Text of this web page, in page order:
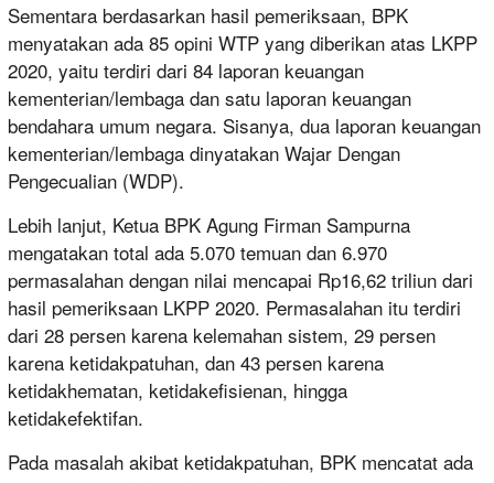
Sementara berdasarkan hasil pemeriksaan, BPK
menyatakan ada 85 opini WTP yang diberikan atas LKPP
2020, yaitu terdiri dari 84 laporan keuangan
kementerian/lembaga dan satu laporan keuangan
bendahara umum negara. Sisanya, dua laporan keuangan
kementerian/lembaga dinyatakan Wajar Dengan
Pengecualian (WDP).
Lebih lanjut, Ketua BPK Agung Firman Sampurna
mengatakan total ada 5.070 temuan dan 6.970
permasalahan dengan nilai mencapai Rp16,62 triliun dari
hasil pemeriksaan LKPP 2020. Permasalahan itu terdiri
dari 28 persen karena kelemahan sistem, 29 persen
karena ketidakpatuhan, dan 43 persen karena
ketidakhematan, ketidakefisienan, hingga
ketidakefektifan.
Pada masalah akibat ketidakpatuhan, BPK mencatat ada